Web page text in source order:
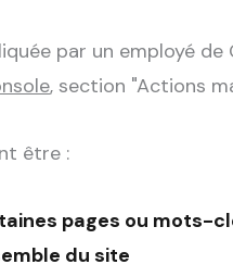
par un employé
, section "Actions
être :
pages ou mots-
du site